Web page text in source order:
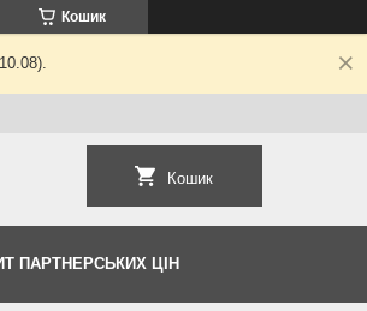
Кошик
Кошик
ПАРТНЕРСЬКИХ ЦІН